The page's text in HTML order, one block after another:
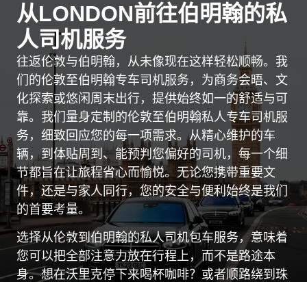
从LONDON前往伯明翰的私
人司机服务
往返伦敦与伯明翰，从未像现在这样轻松顺畅。我
们的伦敦至伯明翰专车司机服务，为商务会晤、文
化探索或悠闲周末出行，提供始终如一的舒适与可
靠。我们量身定制的伦敦至伯明翰私人专车司机服
务，细致回应您的每一项需求。从精心维护的车
辆，到体贴周到、能预判您偏好的司机，每一个细
节都旨在让旅程省心而愉悦。无论您携带重要文
件，还是与家人同行，您的安全与便利始终是我们
的首要考量。
选择从伦敦到伯明翰的私人司机包车服务，意味着
您可以把全部注意力放在行程上，而不是路途本
身。想在沃里克停下来喝杯咖啡？或者顺路绕到珠